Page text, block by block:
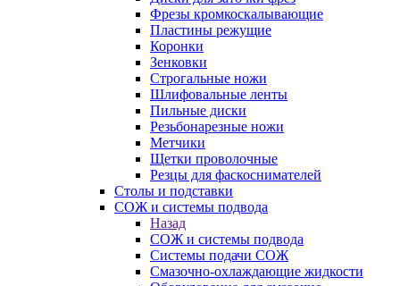
Фрезы кромкоскалывающие
Пластины режущие
Коронки
Зенковки
Строгальные ножи
Шлифовальные ленты
Пильные диски
Резьбонарезные ножи
Метчики
Щетки проволочные
Резцы для фаскоснимателей
Столы и подставки
СОЖ и системы подвода
Назад
СОЖ и системы подвода
Системы подачи СОЖ
Смазочно-охлаждающие жидкости